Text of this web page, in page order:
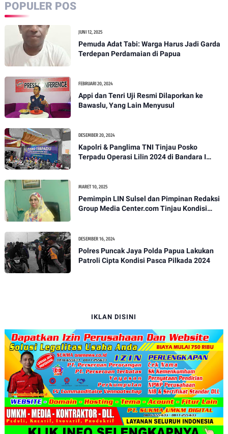
POPULER POS
JUNI 12, 2025
Pemuda Adat Tabi: Warga Harus Jadi Garda
Terdepan Perdamaian di Papua
FEBRUARI 20, 2024
Appi dan Tenri Uji Resmi Dilaporkan ke
Bawaslu, Yang Lain Menyusul
DESEMBER 20, 2024
Kapolri & Panglima TNI Tinjau Posko
Terpadu Operasi Lilin 2024 di Bandara I
MARET 10, 2025
Pemimpin LIN Sulsel dan Pimpinan Redaksi
Group Media Center.com Tinjau Kondisi
DESEMBER 16, 2024
Polres Puncak Jaya Polda Papua Lakukan
Patroli Cipta Kondisi Pasca Pilkada 2024
IKLAN DISINI